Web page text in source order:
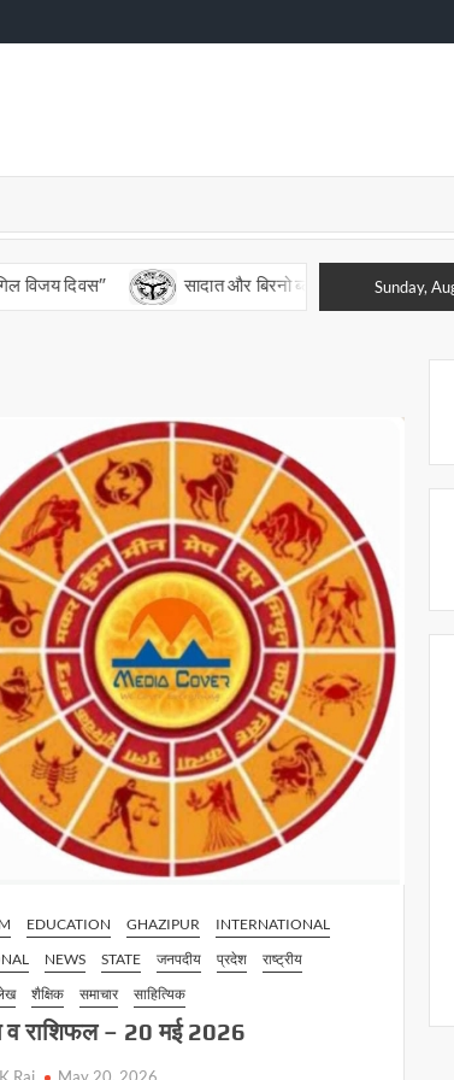
दिवस” सादात और बिरनो ब्लाक को मिले नये बीडीओ
Sunday,
EDUCATION GHAZIPUR
INTERNATIONAL
NEWS STATE जनपदीय प्रदेश
राष्ट्रीय
शैक्षिक समाचार साहित्यिक
व राशिफल – 20 मई 2026
Rai May 20, 2026